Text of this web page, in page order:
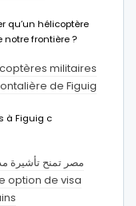
qu’un hélicoptère
notre frontière ?
militaires
de Figuig
à Figuig c
مصر تمنح تأشيرة
option de visa